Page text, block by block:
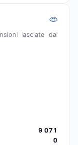
lasciate dai
9 071
0